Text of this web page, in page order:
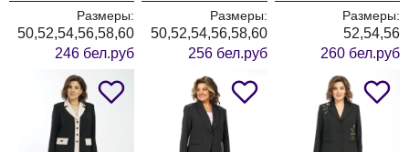
Размеры:
50,52,54,56,58,60
246 бел.руб
Размеры:
50,52,54,56,58,60
256 бел.руб
Размеры:
52,54,56
260 бел.руб